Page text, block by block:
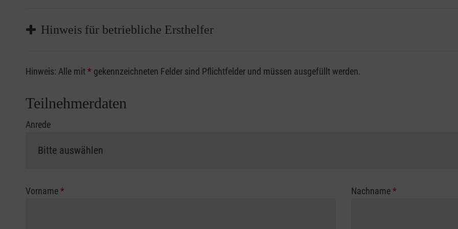
Hinweis für betriebliche Ersthelfer
Sofern Sie ein Kostenübernahmeverfahren Ihrer Berufsgenossenschaft / Unfallkasse nutzen, beachten Sie bitte,
vorliegen müssen. Andernfalls erfolgt eine Abrechnung der vollen Kursgebühr als Selbstzahler.
Hinweis: Alle mit* gekennzeichneten Felder sind Pflichtfelder und müssen ausgefüllt werden.
Teilnehmerdaten
Anrede
Vorname* Nachname*